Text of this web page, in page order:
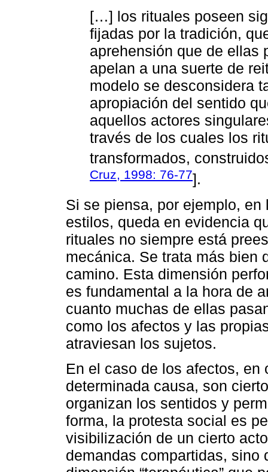
[…] los rituales poseen
fijadas por la tradición,
aprehensión que de ellas
apelan a una suerte de
modelo se desconsidera
apropiación del sentido
aquellos actores
través de los cuales los
transformados,
Cruz, 1998: 76-77].
Si se piensa, por ejemplo,
estilos, queda en evidencia
rituales no siempre está
mecánica. Se trata más bien
camino. Esta dimensión
es fundamental a la hora de
cuanto muchas de ellas
como los afectos y las
atraviesan los sujetos.
En el caso de los afectos,
determinada causa, son
organizan los sentidos y
forma, la protesta social es
visibilización de un cierto
demandas compartidas, sino